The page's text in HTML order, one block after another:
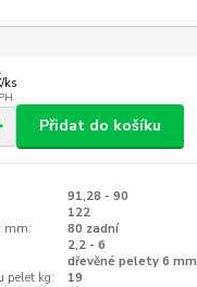
/ks
Přidat do košíku
91,28 - 90
122
mm:
80 zadní
2,2 - 6
dřevěné pelety 6 mm
pelet kg:
19